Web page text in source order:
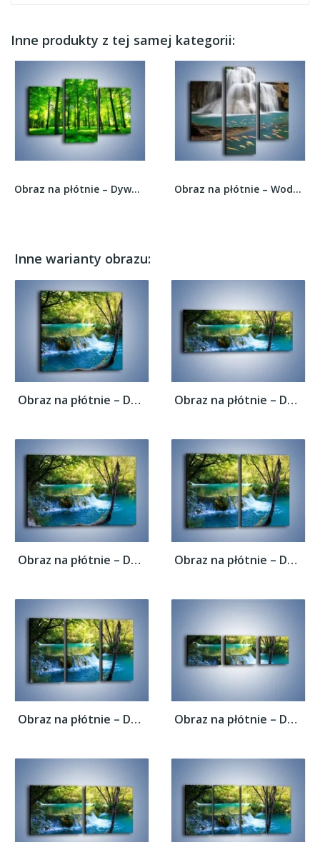
Inne produkty z tej samej kategorii:
Obraz na płótnie – Dywan z zielonych paproci –... Obraz na płótnie – Wodospad i kolorowe rybki –...
Inne warianty obrazu:
Obraz na płótnie – Delikatny wodny spływ –... Obraz na płótnie – Delikatny wodny spływ –...
Obraz na płótnie – Delikatny wodny spływ –... Obraz na płótnie – Delikatny wodny spływ –...
Obraz na płótnie – Delikatny wodny spływ –... Obraz na płótnie – Delikatny wodny spływ –...